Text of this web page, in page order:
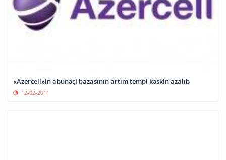
«Azercell»in abunəçi bazasının artım tempi kəskin azalıb
12-02-2011